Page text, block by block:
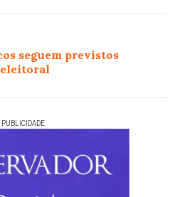
seguem previstos
PUBLICIDADE